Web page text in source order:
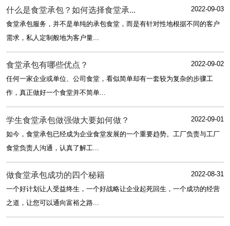
什么是食堂承包？如何选择食堂承...
2022-09-03
食堂承包服务，并不是单纯的承包食堂，而是有针对性地根据不同的客户
需求，私人定制般地为客户量...
食堂承包有哪些优点？
2022-09-02
任何一家企业或单位、公司食堂，看似简单却有一套较为复杂的步骤工
作，真正做好一个食堂并不简单...
学生食堂承包做强做大要如何做？
2022-09-01
如今，食堂承包已经成为企业食堂发展的一个重要趋势。工厂负责与工厂
食堂负责人沟通，认真了解工...
做食堂承包成功的四个秘籍
2022-08-31
一个好计划让人受益终生，一个好战略让企业起死回生，一个成功的经营
之道，让您可以通向富裕之路...